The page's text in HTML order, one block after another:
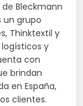
Bleckmann
un grupo
Thinktextil y
y
con
brindan
en España,
clientes.